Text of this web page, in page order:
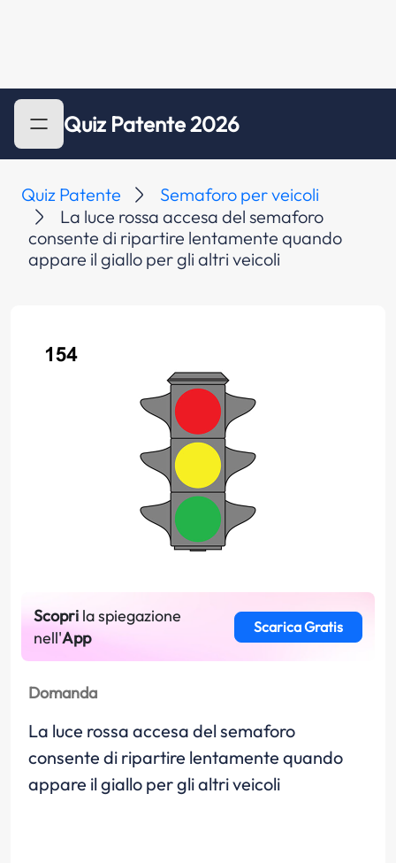
Quiz Patente 2026
Quiz Patente
Semaforo per veicoli
La luce rossa accesa del semaforo
consente di ripartire lentamente quando
appare il giallo per gli altri veicoli
Scopri la spiegazione
nell'App
Scarica Gratis
Domanda
La luce rossa accesa del semaforo
consente di ripartire lentamente quando
appare il giallo per gli altri veicoli